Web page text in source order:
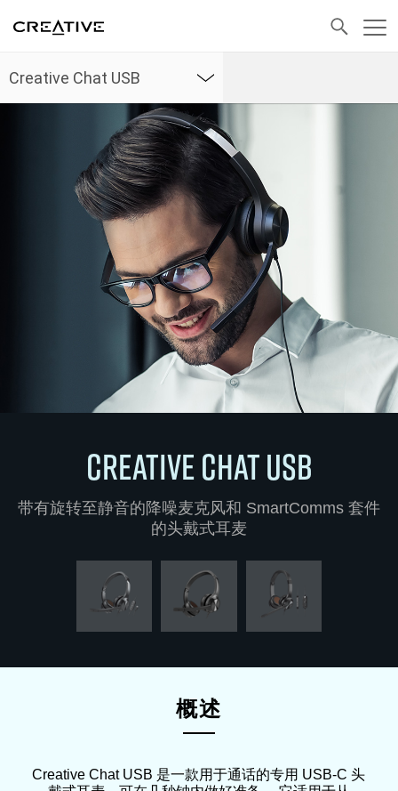
Creative Chat USB
返回顶部
CREATIVE CHAT USB
带有旋转至静音的降噪麦克风和 SmartComms 套件
的头戴式耳麦
概述
Creative Chat USB 是一款用于通话的专用 USB-C 头